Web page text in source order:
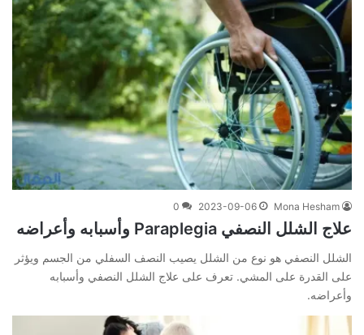
Mona Hesham
2023-09-06
0
علاج الشلل النصفي Paraplegia وأسبابه وأعراضه
الشلل النصفي هو نوع من الشلل يصيب النصف السفلي من الجسم ويؤثر
على القدرة على المشي. تعرف على علاج الشلل النصفي وأسبابه
وأعراضه.